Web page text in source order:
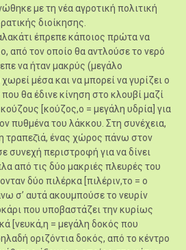
με τη νέα αγροτική πολιτική
διοίκησης.
έπρεπε κάποιος πρώτα να
από τον οποίο θα αντλούσε το νερό
να ήταν μακρύς (μεγάλο
μέσα και να μπορεί να γυρίζει ο
θα έδινε κίνηση στο κλουβί μαζί
[κούζος,ο = μεγάλη υδρία] για
πυθμένα του λάκκου. Στη συνέχεια,
τραπεζ̆ιά, ένας χώρος πάνω στον
συνεχή περιστροφή για να δίνει
από τις δύο μακριές πλευρές του
δύο πιλέρκα [πιλέριν,το = ο
σ’ αυτά ακουμπούσε το νευρίν
που υποβαστάζει την κυρίως
[νευκά,η = μεγάλη δοκός που
οριζόντια δοκός, από το κέντρο